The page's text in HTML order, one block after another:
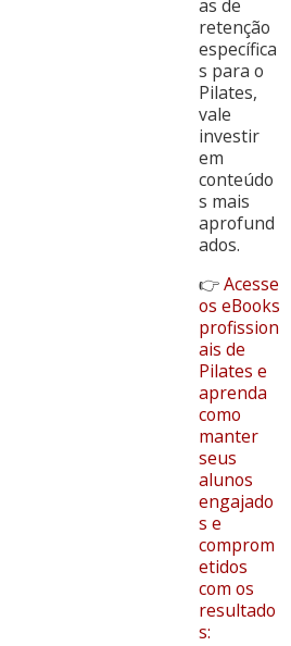
as de
retenção
específica
s para o
Pilates,
vale
investir
em
conteúdo
s mais
aprofund
ados.
👉Acesse
os eBooks
profission
ais de
Pilates e
aprenda
como
manter
seus
alunos
engajado
s e
comprom
etidos
com os
resultado
s: